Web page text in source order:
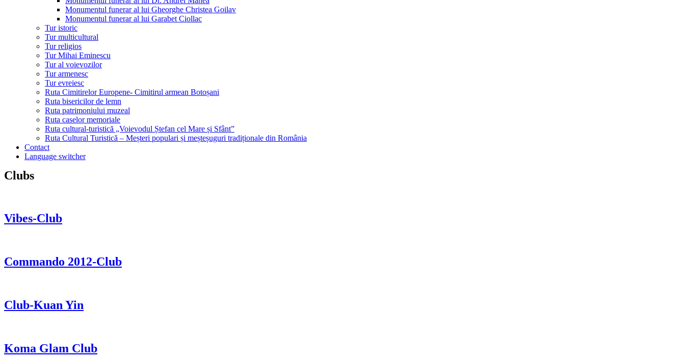
Monumentul funerar al lui Gheorghe Christea Goilav
Monumentul funerar al lui Garabet Ciollac
Tur istoric
Tur multicultural
Tur religios
Tur Mihai Eminescu
Tur al voievozilor
Tur armenesc
Tur evreiesc
Ruta Cimitirelor Europene- Cimitirul armean Botoșani
Ruta bisericilor de lemn
Ruta patrimoniului muzeal
Ruta caselor memoriale
Ruta cultural-turistică „Voievodul Ștefan cel Mare și Sfânt”
Ruta Cultural Turistică – Meșteri populari și meșteșuguri tradiționale din România
Contact
Language switcher
Clubs
Vibes-Club
Commando 2012-Club
Club-Kuan Yin
Koma Glam Club